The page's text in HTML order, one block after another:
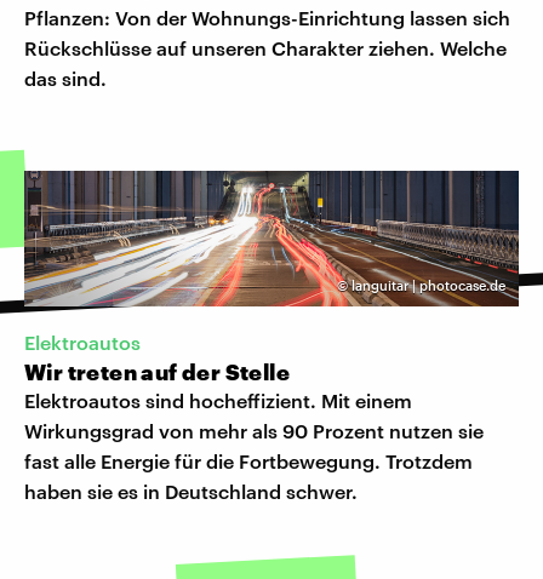
Pflanzen: Von der Wohnungs-Einrichtung lassen sich
Rückschlüsse auf unseren Charakter ziehen. Welche
das sind.
©languitar | photocase.de
Elektroautos
Wir treten auf der Stelle
Elektroautos sind hocheffizient. Mit einem
Wirkungsgrad von mehr als 90 Prozent nutzen sie
fast alle Energie für die Fortbewegung. Trotzdem
haben sie es in Deutschland schwer.